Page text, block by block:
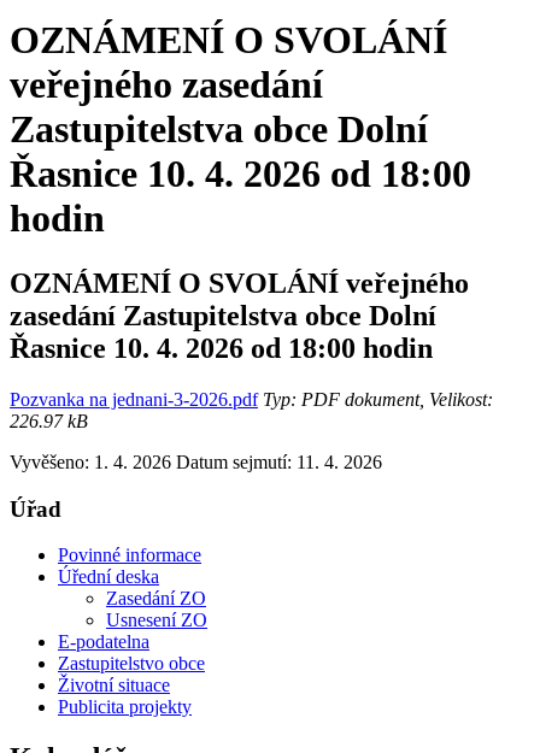
OZNÁMENÍ O SVOLÁNÍ
veřejného zasedání
Zastupitelstva obce Dolní
Řasnice 10. 4. 2026 od 18:00
hodin
OZNÁMENÍ O SVOLÁNÍ veřejného
zasedání Zastupitelstva obce Dolní
Řasnice 10. 4. 2026 od 18:00 hodin
Pozvanka na jednani-3-2026.pdfTyp: PDF dokument, Velikost:
226.97 kB
Vyvěšeno: 1. 4. 2026 Datum sejmutí: 11. 4. 2026
Úřad
Povinné informace
Úřední deska
Zasedání ZO
Usnesení ZO
E-podatelna
Zastupitelstvo obce
Životní situace
Publicita projekty